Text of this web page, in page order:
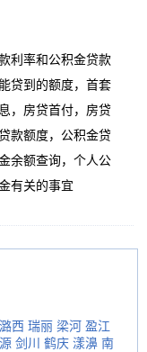
利率和公积金贷款
贷到的额度，首套
，房贷首付，房贷
款额度，公积金贷
余额查询，个人公
有关的事宜
潞西 瑞丽 梁河 盈江
剑川 鹤庆 漾濞 南